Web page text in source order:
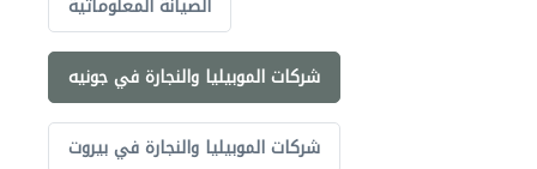
الصيانة المعلوماتية
شركات الموبيليا والنجارة في جونيه
شركات الموبيليا والنجارة في بيروت